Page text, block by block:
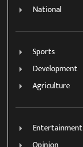
National
Sports
Development
Agriculture
Entertainment